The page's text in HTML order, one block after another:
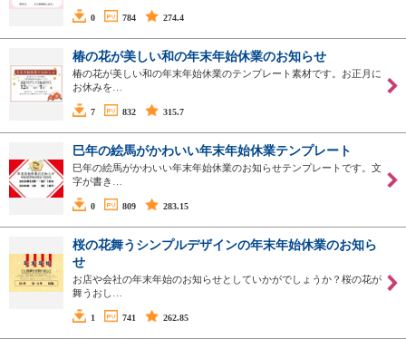
0 784 274.4
椿の花が美しい和の年末年始休業のお知らせ
椿の花が美しい和の年末年始休業のテンプレート素材です。お正月に
お休みを…
7 832 315.7
巳年の絵馬がかわいい年末年始休業テンプレート
巳年の絵馬がかわいい年末年始休業のお知らせテンプレートです。文
字が書き…
0 809 283.15
桜の花舞うシンプルデザインの年末年始休業のお知ら
せ
お店や会社の年末年始のお知らせとしていかがでしょうか？桜の花が
舞うおし…
1 741 262.85